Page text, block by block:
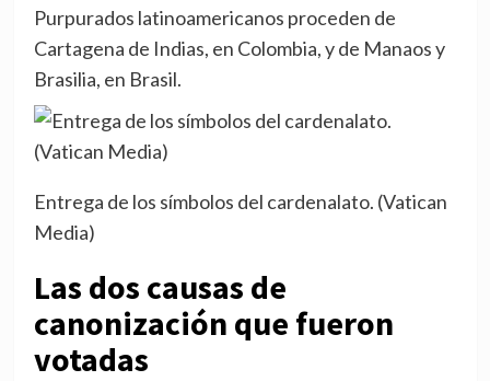
Purpurados latinoamericanos proceden de
Cartagena de Indias, en Colombia, y de Manaos y
Brasilia, en Brasil.
Entrega de los símbolos del cardenalato. (Vatican
Media)
Las dos causas de
canonización que fueron
votadas